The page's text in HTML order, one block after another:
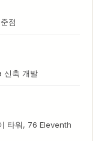
점
신축 개발
타워, 76 Eleventh